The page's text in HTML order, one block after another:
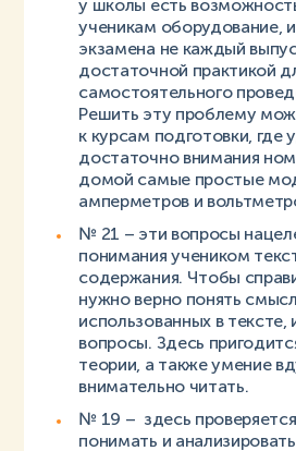
у школы есть
ученикам оборудование,
экзамена не каждый
достаточной практикой
самостоятельного
Решить эту проблему
к курсам подготовки, где
достаточно внимания
домой самые простые
амперметров и
№ 21 – эти вопросы
понимания учеником
содержания. Чтобы
нужно верно понять
использованных в тексте,
вопросы. Здесь
теории, а также умение
внимательно читать.
№ 19 – здесь
понимать и